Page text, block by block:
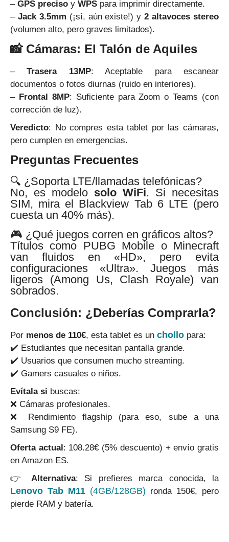
– GPS preciso y WPS para imprimir directamente.
– Jack 3.5mm (¡sí, aún existe!) y2 altavoces stereo
(volumen alto, pero graves limitados).
📸 Cámaras: El Talón de Aquiles
–Trasera 13MP: Aceptable para escanear
documentos o fotos diurnas (ruido en interiores).
– Frontal 8MP: Suficiente para Zoom o Teams (con
corrección de luz).
Veredicto: No compres esta tablet por las cámaras,
pero cumplen en emergencias.
Preguntas Frecuentes
🔍 ¿Soporta LTE/llamadas telefónicas?
No, es modelo solo WiFi. Si necesitas
SIM, mira el Blackview Tab 6 LTE (pero
cuesta un 40% más).
🎮 ¿Qué juegos corren en gráficos altos?
Títulos como PUBG Mobile o Minecraft
van fluidos en «HD», pero evita
configuraciones «Ultra». Juegos más
ligeros (Among Us, Clash Royale) van
sobrados.
Conclusión: ¿Deberías Comprarla?
Por menos de 110€, esta tablet es un chollo para:
✔️ Estudiantes que necesitan pantalla grande.
✔️ Usuarios que consumen mucho streaming.
✔️ Gamers casuales o niños.
Evítala si buscas:
❌ Cámaras profesionales.
❌ Rendimiento flagship (para eso, sube a una
Samsung S9 FE).
Oferta actual : 108.28€ (5% descuento) + envío gratis
en Amazon ES.
👉 Alternativa: Si prefieres marca conocida, la
Lenovo Tab M11 (4GB/128GB) ronda 150€, pero
pierde RAM y batería.